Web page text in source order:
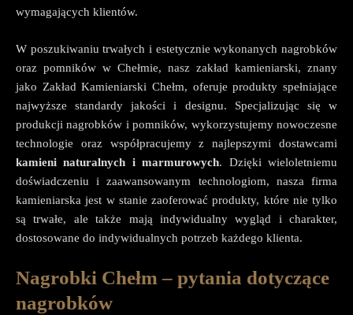
wymagających klientów.
W poszukiwaniu trwałych i estetycznie wykonanych nagrobków
oraz pomników w Chełmie, nasz zakład kamieniarski, znany
jako Zakład Kamieniarski Chełm, oferuje produkty spełniające
najwyższe standardy jakości i designu. Specjalizując się w
produkcji nagrobków i pomników, wykorzystujemy nowoczesne
technologie oraz współpracujemy z najlepszymi dostawcami
kamieni naturalnych i marmurowych. Dzięki wieloletniemu
doświadczeniu i zaawansowanym technologiom, nasza firma
kamieniarska jest w stanie zaoferować produkty, które nie tylko
są trwałe, ale także mają indywidualny wygląd i charakter,
dostosowane do indywidualnych potrzeb każdego klienta.
Nagrobki Chełm – pytania dotyczące
nagrobków